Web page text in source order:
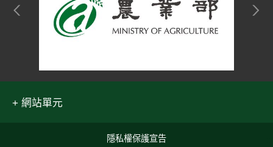
網站單元
隱私權保護宣告